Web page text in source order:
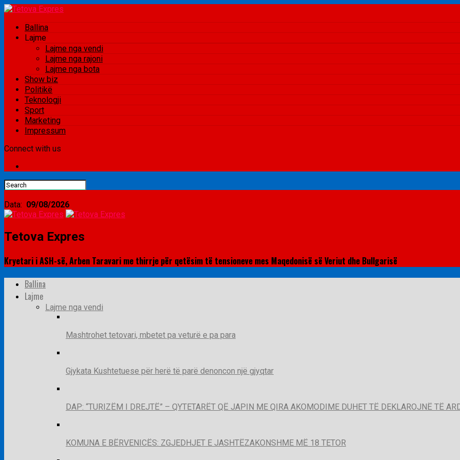
Ballina
Lajme
Lajme nga vendi
Lajme nga rajoni
Lajme nga bota
Show biz
Politikë
Teknologji
Sport
Marketing
Impressum
Connect with us
Data: 09/08/2026
Tetova Expres
Kryetari i ASH-së, Arben Taravari me thirrje për qetësim të tensioneve mes Maqedonisë së Veriut dhe Bullgarisë
Ballina
Lajme
Lajme nga vendi
Mashtrohet tetovari, mbetet pa veturë e pa para
Gjykata Kushtetuese për herë të parë denoncon një gjyqtar
DAP: “TURIZËM I DREJTË” – QYTETARËT QË JAPIN ME QIRA AKOMODIME DUHET TË DEKLAROJNË TË
KOMUNA E BËRVENICËS: ZGJEDHJET E JASHTËZAKONSHME MË 18 TETOR